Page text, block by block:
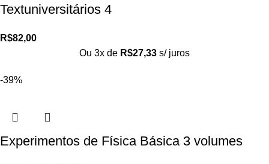
Textuniversitários 4
R$82,00
Ou 3x de R$27,33 s/ juros
-39%
Experimentos de Física Básica 3 volumes